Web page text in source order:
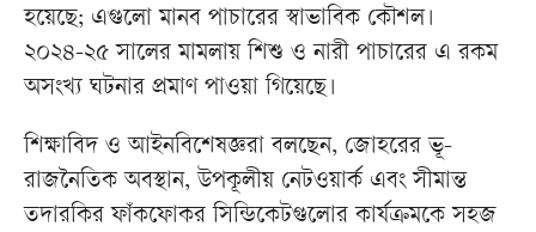
হয়েছে; এগুলো মানব পাচারের স্বাভাবিক কৌশল।
২০২৪-২৫ সালের মামলায় শিশু ও নারী পাচারের এ রকম
অসংখ্য ঘটনার প্রমাণ পাওয়া গিয়েছে।
শিক্ষাবিদ ও আইনবিশেষজ্ঞরা বলছেন, জোহরের ভূ-
রাজনৈতিক অবস্থান, উপকূলীয় নেটওয়ার্ক এবং সীমান্ত
তদারকির ফাঁকফোকর সিন্ডিকেটগুলোর কার্যক্রমকে সহজ